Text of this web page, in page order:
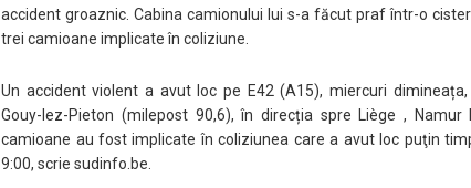
accident groaznic. Cabina camionului lui s-a făcut praf într-o
trei camioane implicate în coliziune.
Un accident violent a avut loc pe E42 (A15), miercuri
Gouy-lez-Pieton (milepost 90,6), în direcția spre Liège , Namur
camioane au fost implicate în coliziunea care a avut loc puţin
9:00, scrie sudinfo.be.